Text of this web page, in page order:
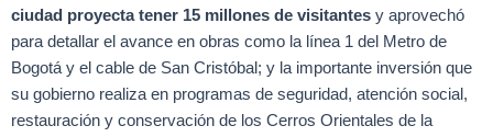
ciudad proyecta tener 15 millones de visitantes y aprovechó
para detallar el avance en obras como la línea 1 del Metro de
Bogotá y el cable de San Cristóbal; y la importante inversión que
su gobierno realiza en programas de seguridad, atención social,
restauración y conservación de los Cerros Orientales de la